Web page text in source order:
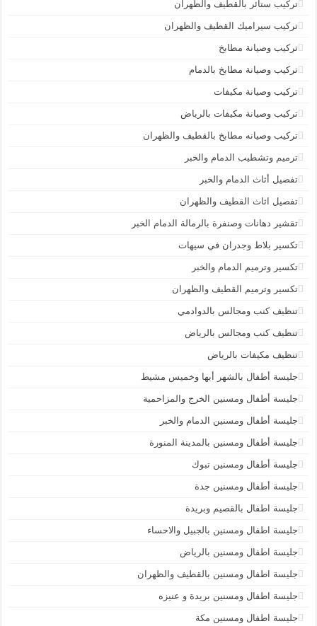
تركيب ستائر بالقطيف والظهران
تركيب سيراميك القطيف والظهران
تركيب وصيانة مطابخ
تركيب وصيانة مطابخ بالدمام
تركيب وصيانة مكيفات
تركيب وصيانة مكيفات بالرياض
تركيب وصيانه مطابخ بالقطيف والظهران
ترميم وتشطيب الدمام والخبر
تفصيل أثاث الدمام والخبر
تفصيل اثاث القطيف والظهران
تقشير دهانات وصنفرة بالرمالة الدمام الخبر
تكسير بلاط وجدران في سيهات
تكسير وترميم الدمام والخبر
تكسير وترميم القطيف والظهران
تنظيف كنب ومجالس بالدوادمي
تنظيف كنب ومجالس بالرياض
تنظيف مكيفات بالرياض
جليسة أطفال بالشهر أبها وخميس مشيط
جليسة أطفال ومسنين الخرج والمزاحمية
جليسة أطفال ومسنين الدمام والخبر
جليسة أطفال ومسنين بالمدينة المنورة
جليسة أطفال ومسنين تبوك
جليسة أطفال ومسنين جدة
جليسة اطفال بالقصيم وبريدة
جليسة اطفال ومسنين بالجبيل والاحساء
جليسة اطفال ومسنين بالرياض
جليسة اطفال ومسنين بالقطيف والظهران
جليسة اطفال ومسنين بريدة و عنيزه
جليسة اطفال ومسنين مكة